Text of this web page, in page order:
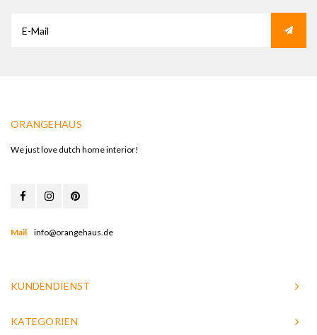
ORANGEHAUS
We just love dutch home interior!
Mail info@orangehaus.de
KUNDENDIENST
KATEGORIEN